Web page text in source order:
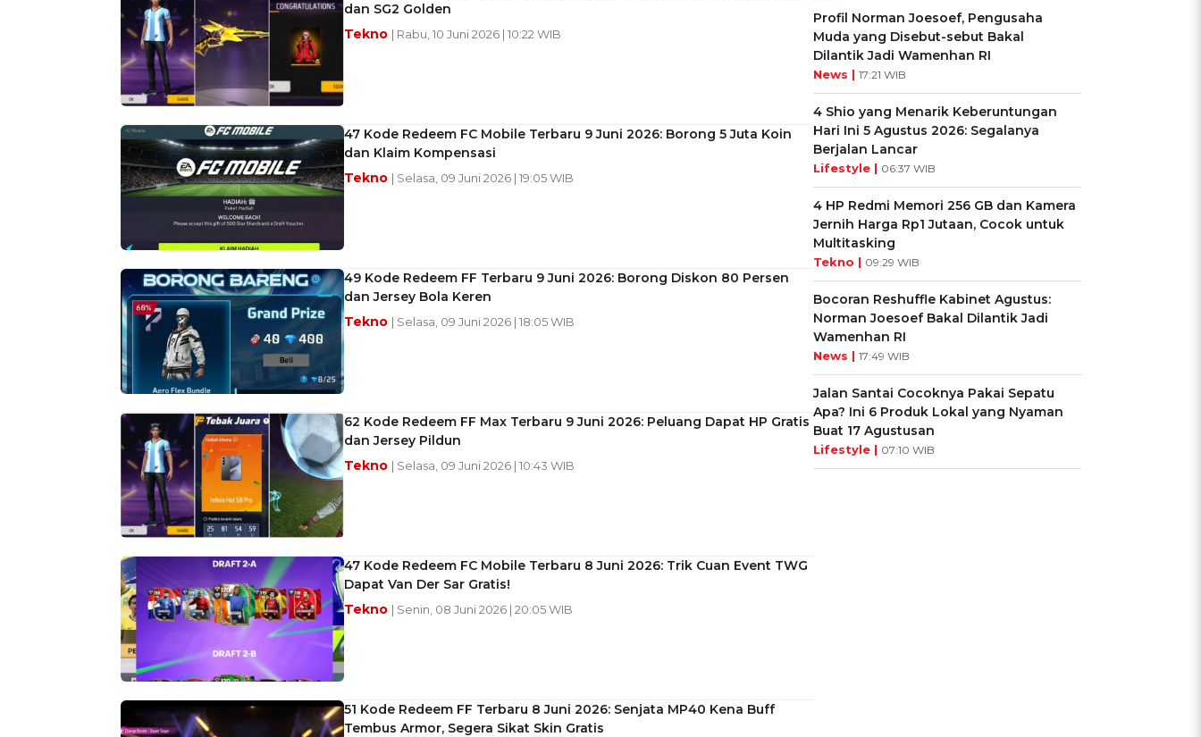
dan SG2 Golden
Tekno | Rabu, 10 Juni 2026 | 10:22 WIB
47 Kode Redeem FC Mobile Terbaru 9 Juni 2026: Borong 5 Juta Koin
dan Klaim Kompensasi
Tekno | Selasa, 09 Juni 2026 | 19:05 WIB
49 Kode Redeem FF Terbaru 9 Juni 2026: Borong Diskon 80 Persen
dan Jersey Bola Keren
Tekno | Selasa, 09 Juni 2026 | 18:05 WIB
62 Kode Redeem FF Max Terbaru 9 Juni 2026: Peluang Dapat HP Gratis
dan Jersey Pildun
Tekno | Selasa, 09 Juni 2026 | 10:43 WIB
47 Kode Redeem FC Mobile Terbaru 8 Juni 2026: Trik Cuan Event TWG
Dapat Van Der Sar Gratis!
Tekno | Senin, 08 Juni 2026 | 20:05 WIB
51 Kode Redeem FF Terbaru 8 Juni 2026: Senjata MP40 Kena Buff
Tembus Armor, Segera Sikat Skin Gratis
Profil Norman Joesoef, Pengusaha
Muda yang Disebut-sebut Bakal
Dilantik Jadi Wamenhan RI
News | 17:21 WIB
4 Shio yang Menarik Keberuntungan
Hari Ini 5 Agustus 2026: Segalanya
Berjalan Lancar
Lifestyle | 06:37 WIB
4 HP Redmi Memori 256 GB dan Kamera
Jernih Harga Rp1 Jutaan, Cocok untuk
Multitasking
Tekno | 09:29 WIB
Bocoran Reshuffle Kabinet Agustus:
Norman Joesoef Bakal Dilantik Jadi
Wamenhan RI
News | 17:49 WIB
Jalan Santai Cocoknya Pakai Sepatu
Apa? Ini 6 Produk Lokal yang Nyaman
Buat 17 Agustusan
Lifestyle | 07:10 WIB